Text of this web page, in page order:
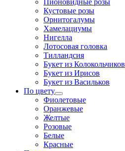
Кустовые розы
Орнитогалумы
Хамелациумы
Нигелла
Лотосовая головка
Тилландсия
Букет из Колокольчиков
Букет из Ирисов
Букет из Васильков
По цвету
Фиолетовые
Оранжевые
Желтые
Розовые
Белые
Красные